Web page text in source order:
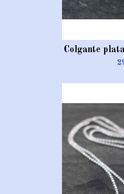
Colgante